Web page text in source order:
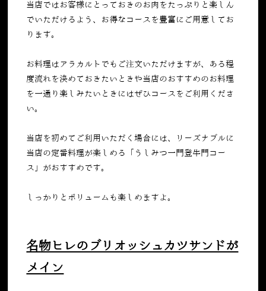
当店ではお客様にとっておきのお肉をたっぷりと楽しん
でいただけるよう、お得なコースを豊富にご用意してお
ります。
お料理はアラカルトでもご注文いただけますが、ある程
度流れを決めておきたいときや当店のおすすめのお料理
を一通り楽しみたいときにはぜひコースをご利用くださ
い。
当店を初めてご利用いただく場合には、リーズナブルに
当店の定番料理が楽しめる「うしみつ一門登牛門コー
ス」がおすすめです。
しっかりとボリュームも楽しめますよ。
名物ヒレのブリオッシュカツサンドが
メイン